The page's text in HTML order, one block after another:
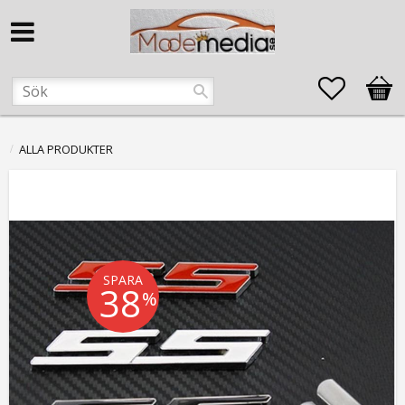
Favoriter
ALLA PRODUKTER
SPARA
38%